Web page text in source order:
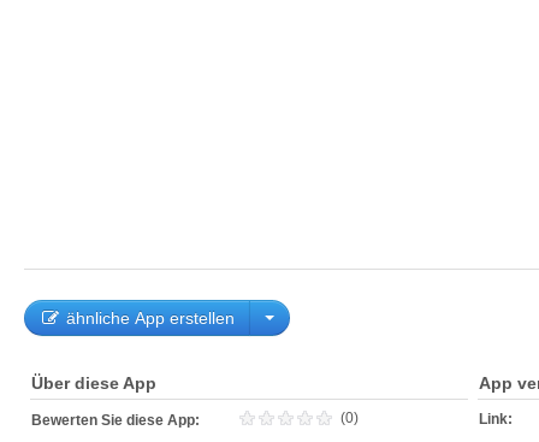
ähnliche App erstellen
Über diese App
Bewerten Sie diese App: (0)
App
Link: